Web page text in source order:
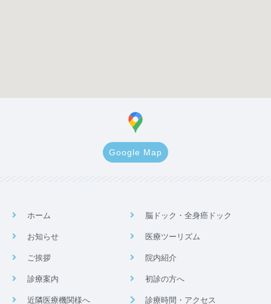
Google Map
ホーム
お知らせ
ご挨拶
診療案内
近隣医療機関様へ
脳ドック・全身癌ドック
医療ツーリズム
院内紹介
初診の方へ
診療時間・アクセス